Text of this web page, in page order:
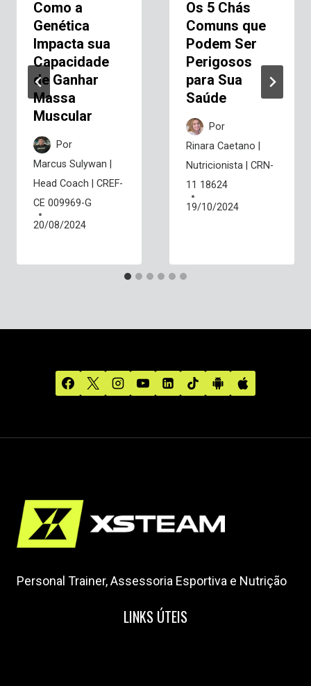
Como a
Genética
Impacta sua
Capacidade
de Ganhar
Massa
Muscular
Por
Marcus Sulywan |
Head Coach | CREF-
CE 009969-G
20/08/2024
Os 5 Chás
Comuns que
Podem Ser
Perigosos
para Sua
Saúde
Por
Rinara Caetano |
Nutricionista | CRN-
11 18624
19/10/2024
Personal Trainer, Assessoria Esportiva e Nutrição
LINKS ÚTEIS